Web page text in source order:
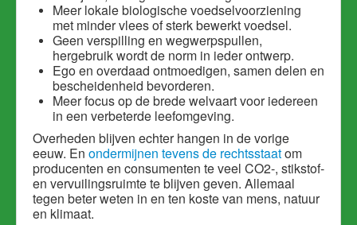
Meer lokale biologische voedselvoorziening
met minder vlees of sterk bewerkt voedsel.
Geen verspilling en wegwerpspullen,
hergebruik wordt de norm in ieder ontwerp.
Ego en overdaad ontmoedigen, samen delen en
bescheidenheid bevorderen.
Meer focus op de brede welvaart voor iedereen
in een verbeterde leefomgeving.
Overheden blijven echter hangen in de vorige
eeuw. En ondermijnen tevens de rechtsstaatom
producenten en consumenten te veel CO2-, stikstof-
en vervuilingsruimte te blijven geven. Allemaal
tegen beter weten in en ten koste van mens, natuur
en klimaat.